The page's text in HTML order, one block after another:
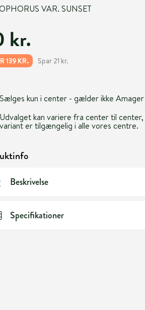
VAR. SUNSET
kr.
139 KR. Spar 21 kr.
Sælges kun i center - gælder ikke
Udvalget kan variere fra center til
variant er tilgængelig i alle vores centre.
Beskrivelse
Specifikationer